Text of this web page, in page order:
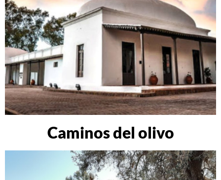
Caminos del olivo